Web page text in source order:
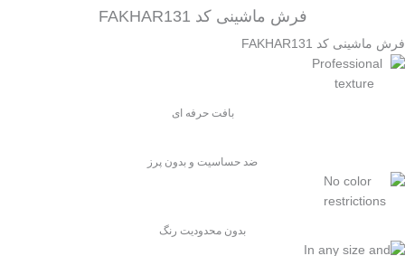
فرش ماشینی کد FAKHAR131
فرش ماشینی کد FAKHAR131
بافت حرفه ای
ضد حساسیت و بدون پرز
بدون محدودیت رنگ